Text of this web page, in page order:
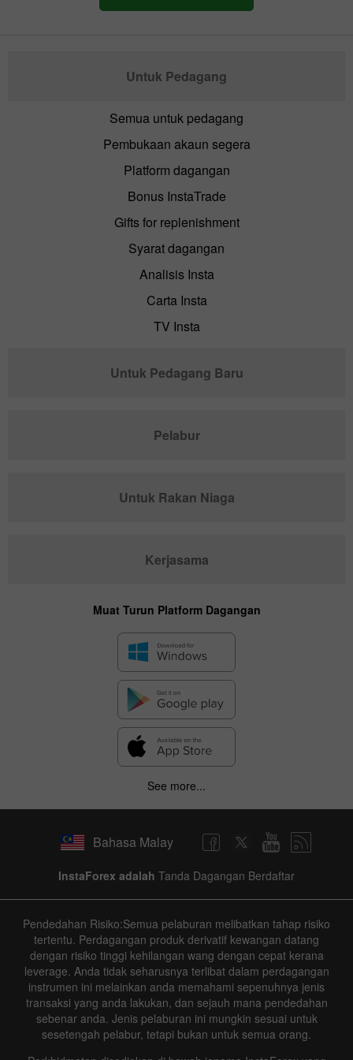
Untuk Pedagang
Semua untuk pedagang
Pembukaan akaun segera
Platform dagangan
Bonus InstaTrade
Gifts for replenishment
Syarat dagangan
Analisis Insta
Carta Insta
TV Insta
Untuk Pedagang Baru
Pelabur
Untuk Rakan Niaga
Kerjasama
Muat Turun Platform Dagangan
See more...
Bahasa Malay
InstaForex adalah Tanda Dagangan Berdaftar
Pendedahan Risiko:Semua pelaburan melibatkan tahap risiko
tertentu. Perdagangan produk derivatif kewangan datang
dengan risiko tinggi kehilangan wang dengan cepat kerana
leverage. Anda tidak seharusnya terlibat dalam perdagangan
instrumen ini melainkan anda memahami sepenuhnya jenis
transaksi yang anda lakukan, dan sejauh mana pendedahan
sebenar anda. Jenis pelaburan ini mungkin sesuai untuk
sesetengah pelabur, tetapi bukan untuk semua orang.